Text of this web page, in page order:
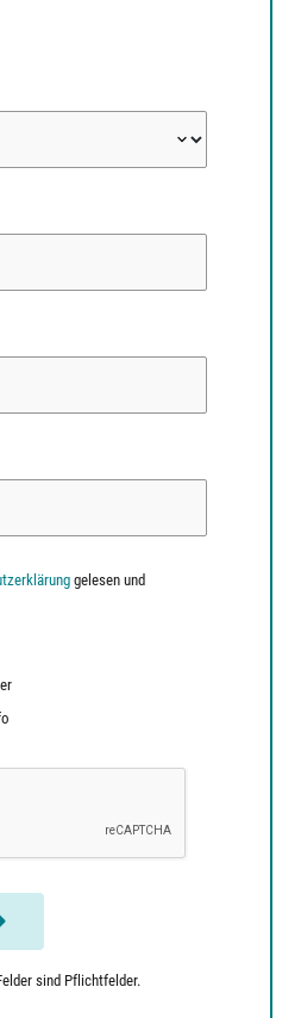
gelesen und
sind Pflichtfelder.